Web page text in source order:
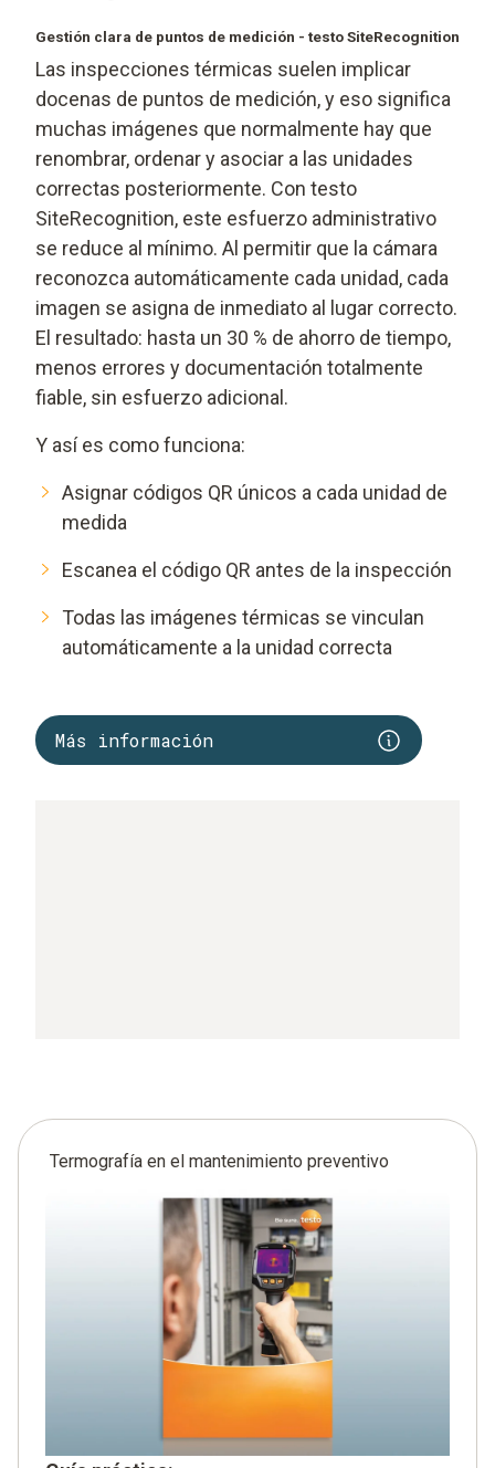
Gestión clara de puntos de medición - testo SiteRecognition
Las inspecciones térmicas suelen implicar
docenas de puntos de medición, y eso significa
muchas imágenes que normalmente hay que
renombrar, ordenar y asociar a las unidades
correctas posteriormente. Con testo
SiteRecognition, este esfuerzo administrativo
se reduce al mínimo. Al permitir que la cámara
reconozca automáticamente cada unidad, cada
imagen se asigna de inmediato al lugar correcto.
El resultado: hasta un 30 % de ahorro de tiempo,
menos errores y documentación totalmente
fiable, sin esfuerzo adicional.
Y así es como funciona:
Asignar códigos QR únicos a cada unidad de
medida
Escanea el código QR antes de la inspección
Todas las imágenes térmicas se vinculan
automáticamente a la unidad correcta
Más información
Termografía en el mantenimiento preventivo